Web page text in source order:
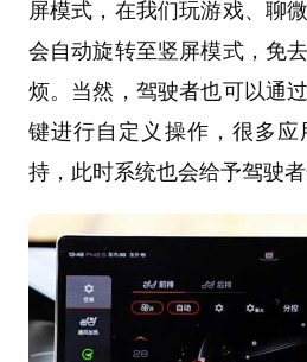
屏模式，在我们玩游戏、聊
会自动旋转至竖屏模式，免
烦。当然，驾驶者也可以通
键进行自定义操作，很多
持，此时系统也会给予驾驶者